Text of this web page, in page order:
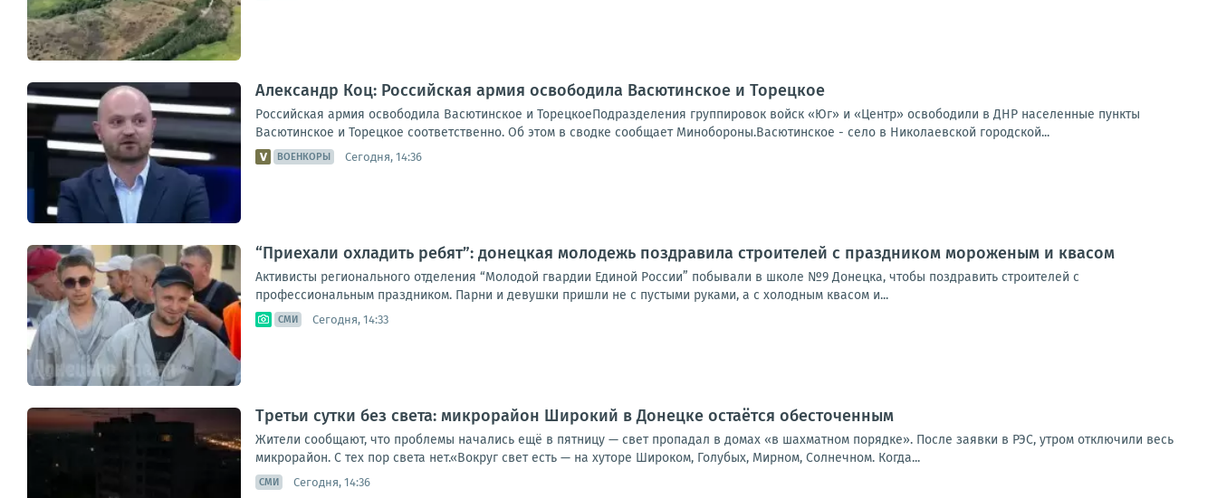
Александр Коц: Российская армия освободила Васютинское и Торецкое
Российская армия освободила Васютинское и ТорецкоеПодразделения группировок войск «Юг» и «Центр» освободили в ДНР населенные пункты
Васютинское и Торецкое соответственно. Об этом в сводке сообщает Минобороны.Васютинское - село в Николаевской городской...
ВОЕНКОРЫ Сегодня, 14:36
“Приехали охладить ребят”: донецкая молодежь поздравила строителей с праздником мороженым и квасом
Активисты регионального отделения “Молодой гвардии Единой России” побывали в школе №9 Донецка, чтобы поздравить строителей с
профессиональным праздником. Парни и девушки пришли не с пустыми руками, а с холодным квасом и...
СМИ Сегодня, 14:33
Третьи сутки без света: микрорайон Широкий в Донецке остаётся обесточенным
Жители сообщают, что проблемы начались ещё в пятницу — свет пропадал в домах «в шахматном порядке». После заявки в РЭС, утром отключили весь
микрорайон. С тех пор света нет.«Вокруг свет есть — на хуторе Широком, Голубых, Мирном, Солнечном. Когда...
СМИ Сегодня, 14:36